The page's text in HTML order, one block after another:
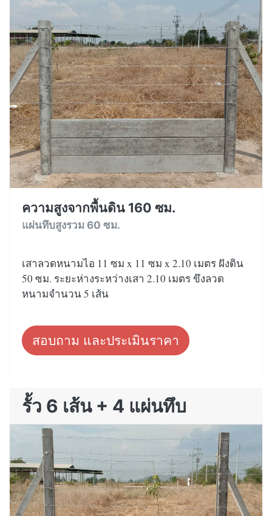
ความสูงจากพื้นดิน 160 ซม.
แผ่นทึบสูงรวม 60 ซม.
เสาลวดหนามไอ 11 ซม x 11 ซม x 2.10 เมตร ฝังดิน
50 ซม. ระยะห่างระหว่างเสา 2.10 เมตร ขึงลวด
หนามจำนวน 5 เส้น
สอบถาม และประเมินราคา
รั้ว 6 เส้น + 4 แผ่นทึบ